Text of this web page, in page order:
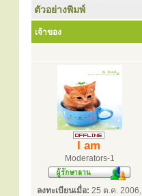
ตัวอย่างพิมพ์
เจ้าของ
I am
Moderators-1
ลงทะเบียนเมื่อ: 25 ต.ค. 2006,